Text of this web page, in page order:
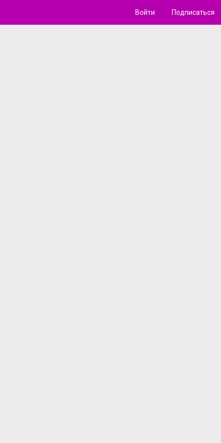
Войти Подписаться